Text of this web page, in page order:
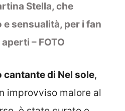
Stella, che
sensualità, per i fan
– FOTO
cantante di Nel sole,
improvviso malore al